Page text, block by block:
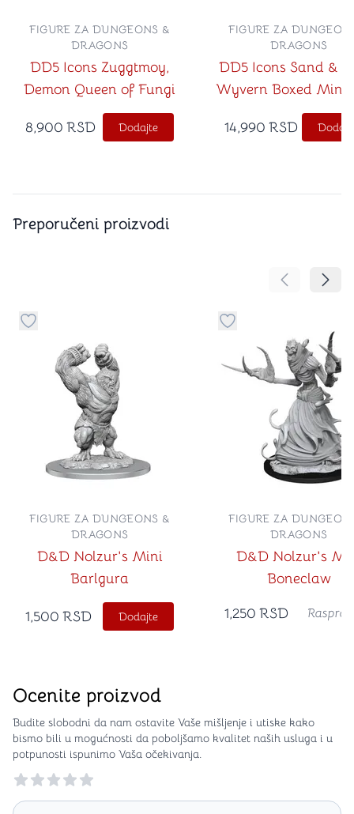
DD5 Icons Zuggtmoy,
Demon Queen of Fungi
FIGURE ZA DUNGEONS &
DRAGONS
8,900 RSD Dodajte
DD5 Icons Sand &
Wyvern Boxed
FIGURE ZA
DRAGONS
14,990 RSD
Preporučeni proizvodi
Pomeranje
Dugme za dodavanje stvari u kategoriju omiljeno
D&D Nolzur's Mini
Barlgura
FIGURE ZA DUNGEONS &
DRAGONS
1,500 RSD Dodajte
Dugme za dodavanje
D&D Nolzur's
Boneclaw
FIGURE ZA
DRAGONS
1,250 RSD
Ocenite proizvod
Budite slobodni da nam ostavite Vaše mišljenje i utiske kako
bismo bili u mogućnosti da poboljšamo kvalitet naših usluga i u
potpunosti ispunimo Vaša očekivanja.
Reviews